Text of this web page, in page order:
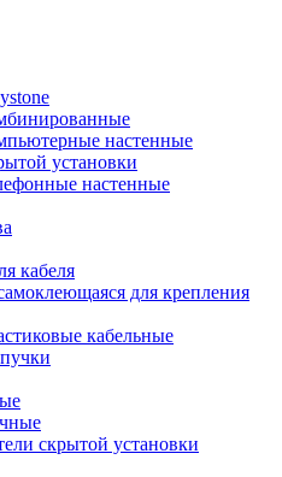
настенные
установки
настенные
кабеля
для крепления
кабельные
скрытой установки